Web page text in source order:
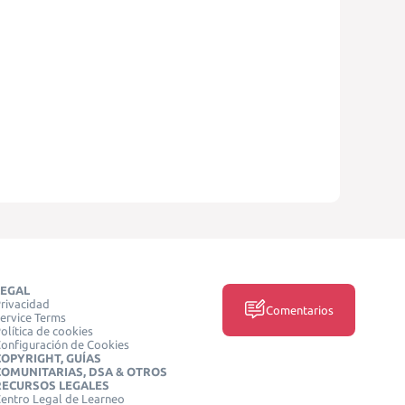
Terms
de cookies
de Cookies
GUÍAS
DSA & OTROS
LEGALES
Legal de Learneo
Comentarios